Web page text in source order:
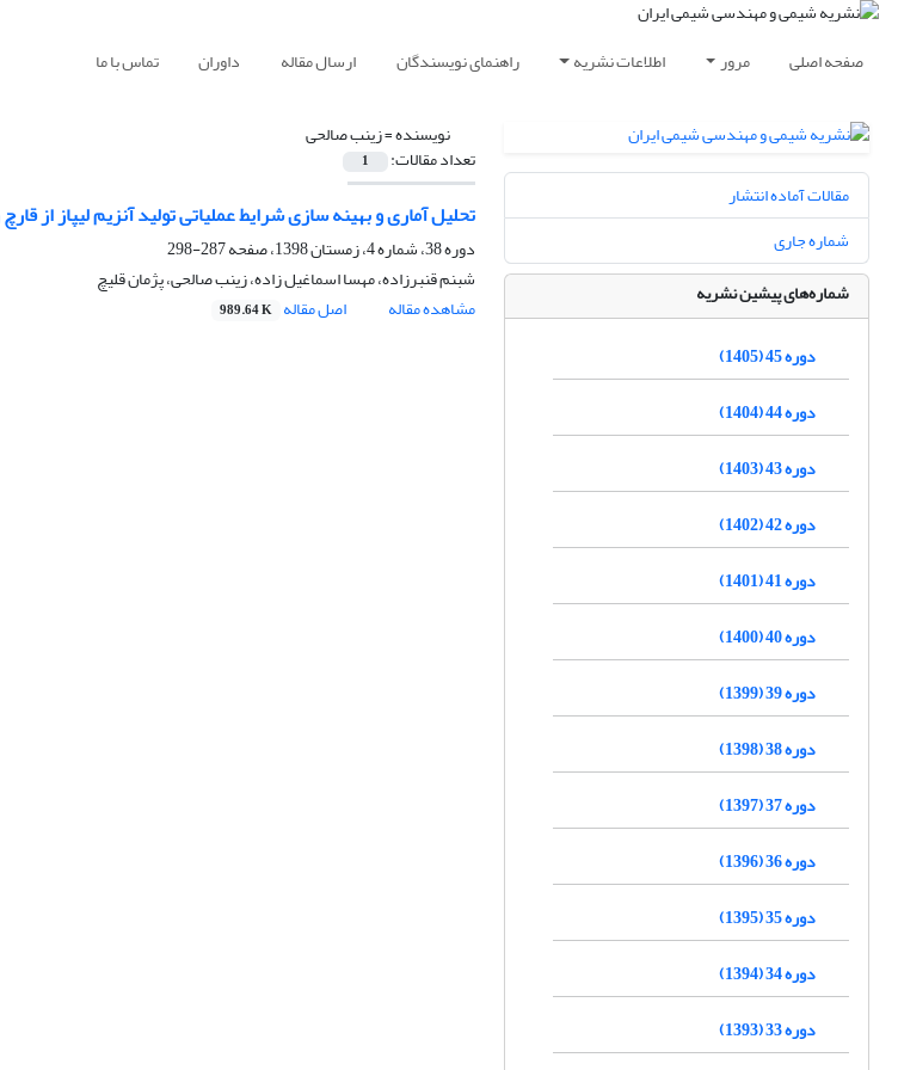
صفحه اصلی مرور اطلاعات نشریه راهنمای نویسندگان ارسال مقاله داوران تماس با ما
نویسنده =زینب صالحی
تعداد مقالات: 1
تحلیل آماری و بهینه سازی شرایط عملیاتی تولید آنزیم لیپاز از
دوره 38، شماره 4، زمستان 1398، صفحه
287-298
شبنم قنبرزاده، مهسا اسماغیل زاده، زینب صالحی، پژمان قلیچ
مشاهده مقاله
اصل مقاله 989.64 K
مقالات آماده انتشار
شماره جاری
شماره‌های پیشین نشریه
دوره 45 (1405)
دوره 44 (1404)
دوره 43 (1403)
دوره 42 (1402)
دوره 41 (1401)
دوره 40 (1400)
دوره 39 (1399)
دوره 38 (1398)
دوره 37 (1397)
دوره 36 (1396)
دوره 35 (1395)
دوره 34 (1394)
دوره 33 (1393)